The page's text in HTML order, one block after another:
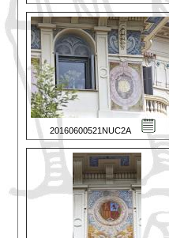
20160600521NUC2A